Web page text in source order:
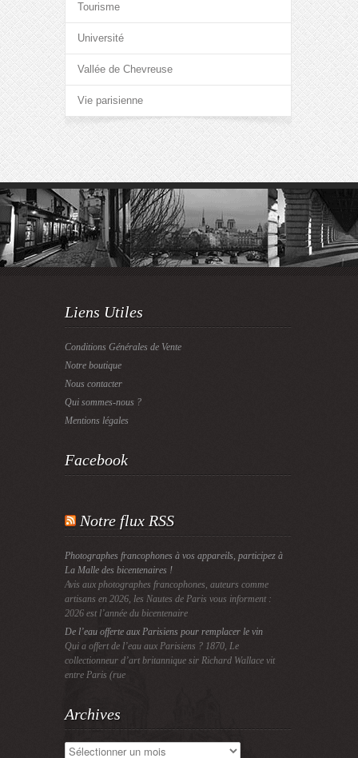
Tourisme
Université
Vallée de Chevreuse
Vie parisienne
Liens Utiles
Conditions Générales de Vente
Notre boutique
Nous contacter
Qui sommes-nous ?
Mentions légales
Facebook
Notre flux RSS
Photographes francophones à vos appareils, participez à
La Malle des bicentenaires !
Avis aux photographes francophones, auteurs comme
artisans en 2026, les Nautes de Paris vous informent :
2026 est l’année du bicentenaire
De l’eau offerte aux Parisiens pour remplacer le vin
Qui a offert de l’eau aux Parisiens ? 1870, Le
collectionneur d’art britannique sir Richard Wallace vit
entre Paris (rue
Archives
Archives